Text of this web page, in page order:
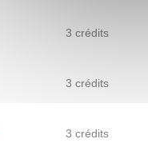
3 crédits
3 crédits
3 crédits